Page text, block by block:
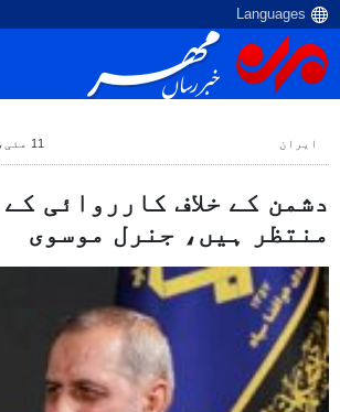
ایران 11 مئی، 2026، 10:22 AM
دشمن کے خلاف کارروائی
منتظر ہیں، جنرل موسوی